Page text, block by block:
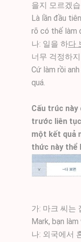
을지 모르겠
Là lần đầu
rõ có thế làm
나: 일을 하다
너무 걱정하
Cứ làm rồi
quá.
Cấu trúc này
trước liên
một kết quả
thức này thể
가: 마크 씨는
Mark, bạn
나: 외국에서